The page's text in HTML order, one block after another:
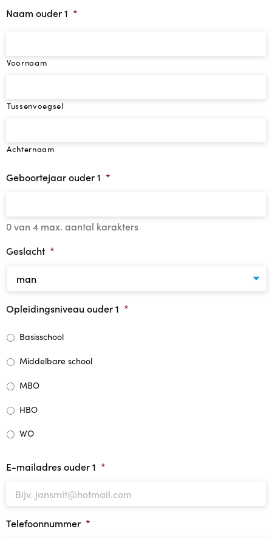
Contact
Naam ouder 1 *
Voornaam
Tussenvoegsel
Achternaam
Geboortejaar ouder 1 *
0 van 4 max. aantal karakters
Geslacht *
Opleidingsniveau ouder 1 *
Basisschool
Middelbare school
MBO
HBO
WO
E-mailadres ouder 1 *
Telefoonnummer *